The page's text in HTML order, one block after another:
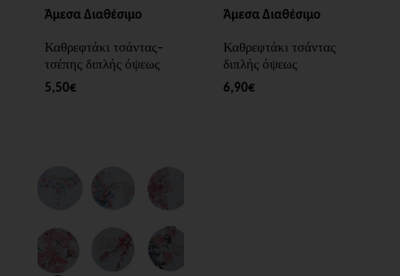
Άμεσα Διαθέσιμο
Καθρεφτάκι τσάντας-
τσέπης διπλής όψεως
5,50€
Άμεσα Διαθέσιμο
Καθρεφτάκι τσάντας
διπλής όψεως
6,90€